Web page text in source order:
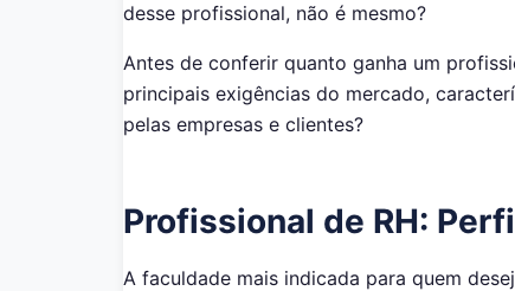
desse profissional, não é mesmo?
Antes de conferir quanto ganha um
principais exigências do mercado,
pelas empresas e clientes?
Profissional de RH:
A faculdade mais indicada para quem